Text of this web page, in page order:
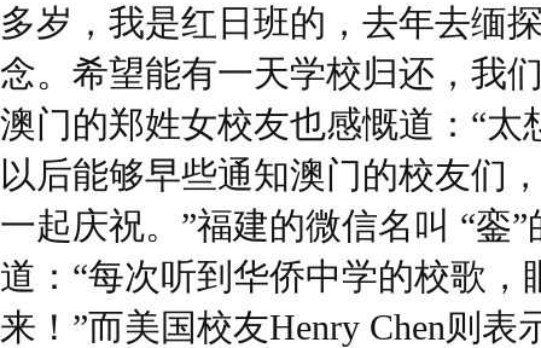
多岁，我是红日班的，去年去缅
念。希望能有一天学校归还，我
澳门的郑姓女校友也感慨道：“太
以后能够早些通知澳门的校友们
一起庆祝。”福建的微信名叫 “銮
道：“每次听到华侨中学的校歌，
来！”而美国校友Henry Chen则表